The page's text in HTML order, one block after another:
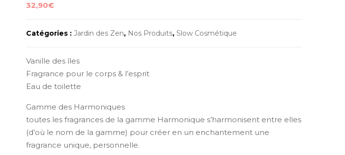
32,90€
Catégories :Jardin des Zen, Nos Produits, Slow Cosmétique
Vanille des îles
Fragrance pour le corps & l’esprit
Eau de toilette
Gamme des Harmoniques
toutes les fragrances de la gamme Harmonique s’harmonisent entre elles
(d’où le nom de la gamme) pour créer en un enchantement une
fragrance unique, personnelle.